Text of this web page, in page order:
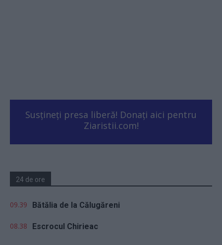
Susțineți presa liberă! Donați aici pentru
Ziaristii.com!
24 de ore
09.39 Bătălia de la Călugăreni
08.38 Escrocul Chirieac